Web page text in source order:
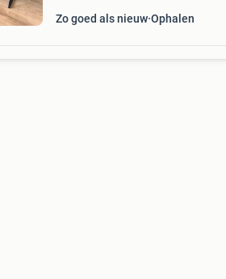
Zo goed als nieuw Ophalen